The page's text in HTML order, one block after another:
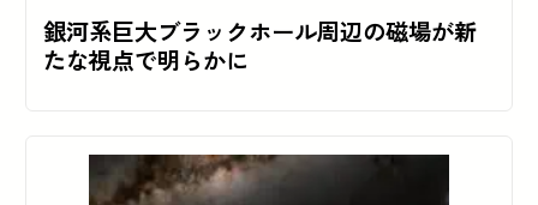
銀河系巨大ブラックホール周辺の磁場が新
たな視点で明らかに